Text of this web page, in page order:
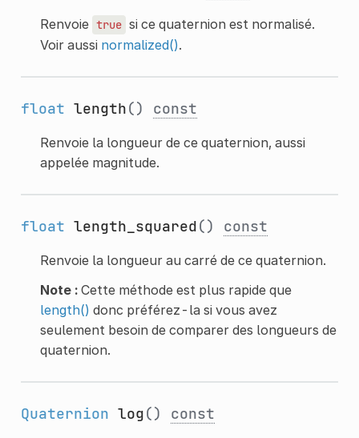
Renvoie true si ce quaternion est normalisé.
Voir aussi normalized().
float length() const
Renvoie la longueur de ce quaternion, aussi
appelée magnitude.
float length_squared() const
Renvoie la longueur au carré de ce quaternion.
Note :Cette méthode est plus rapide que
length() donc préférez-la si vous avez
seulement besoin de comparer des longueurs de
quaternion.
Quaternion log() const